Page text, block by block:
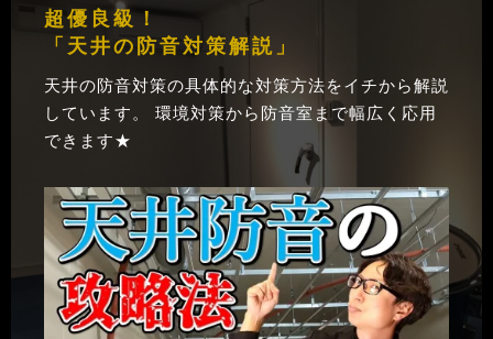
超優良級！
「天井の防音対策解説」
天井の防音対策の具体的な対策方法をイチから解説
しています。 環境対策から防音室まで幅広く応用
できます★